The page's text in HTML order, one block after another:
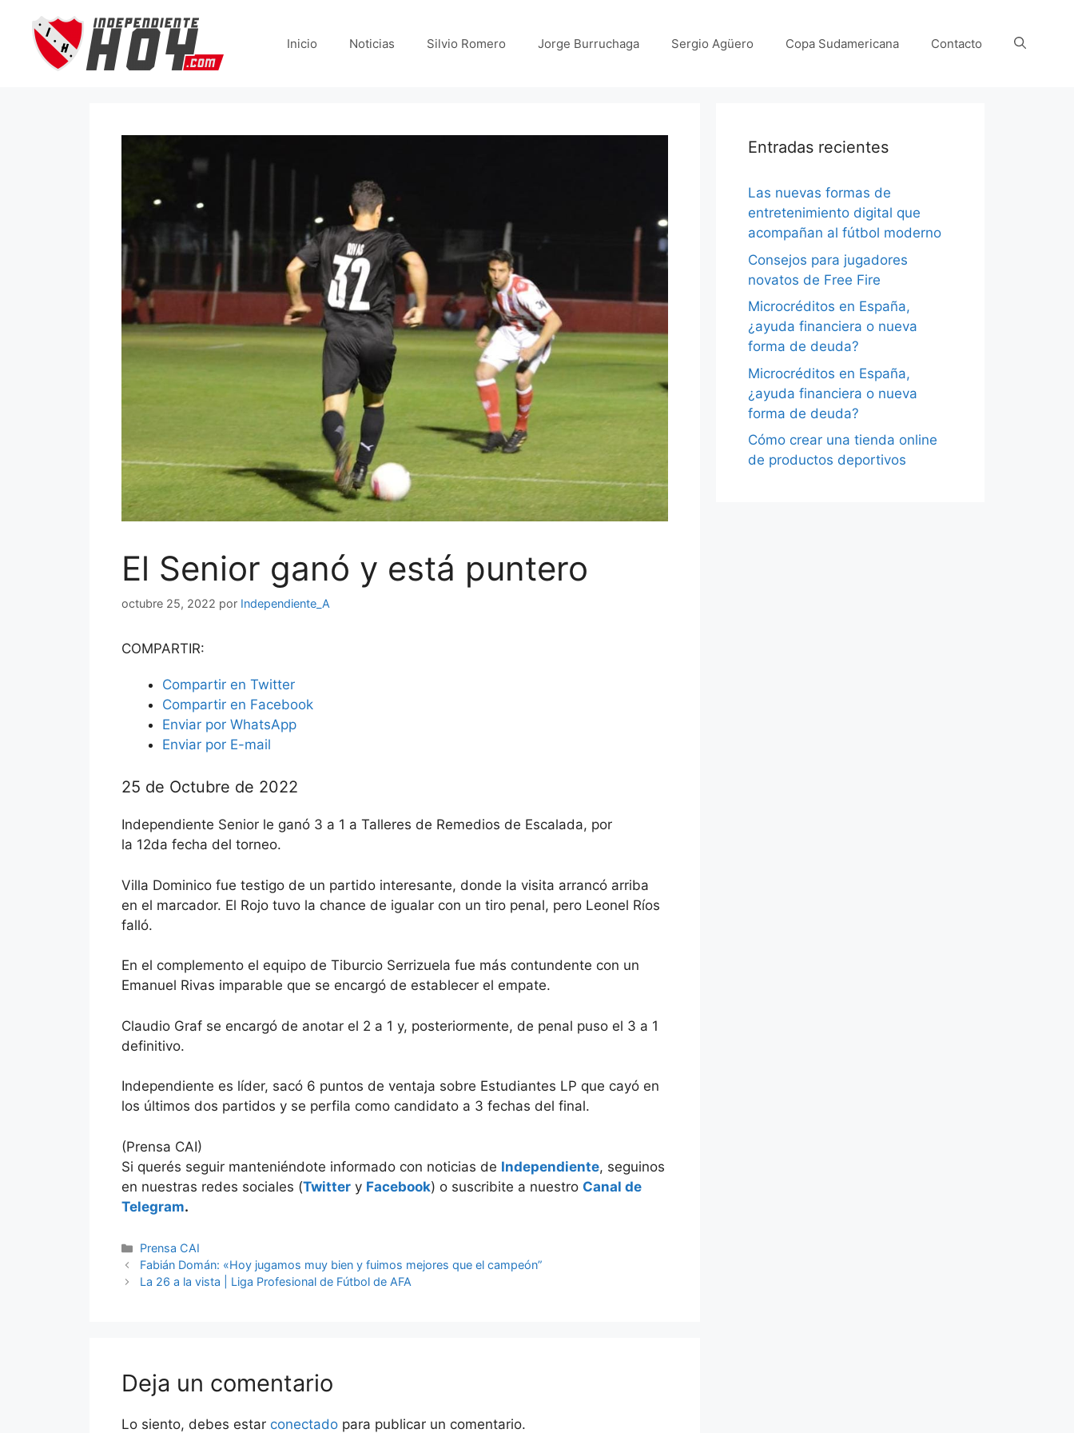
contenido
Inicio Noticias Silvio Romero Jorge Burruchaga Sergio Agüero Copa Sudamericana Contacto
El Senior ganó y está puntero
octubre 25, 2022 por Independiente_A
COMPARTIR:
Compartir en Twitter
Compartir en Facebook
Enviar por WhatsApp
Enviar por E-mail
25 de Octubre de 2022
Independiente Senior le ganó 3 a 1 a Talleres de Remedios de Escalada, por
la 12da fecha del torneo.
Villa Dominico fue testigo de un partido interesante, donde la visita arrancó arriba
en el marcador. El Rojo tuvo la chance de igualar con un tiro penal, pero Leonel Ríos
falló.
En el complemento el equipo de Tiburcio Serrizuela fue más contundente con un
Emanuel Rivas imparable que se encargó de establecer el empate.
Claudio Graf se encargó de anotar el 2 a 1 y, posteriormente, de penal puso el 3 a 1
definitivo.
Independiente es líder, sacó 6 puntos de ventaja sobre Estudiantes LP que cayó en
los últimos dos partidos y se perfila como candidato a 3 fechas del final.
(Prensa CAI)
Si querés seguir manteniéndote informado con noticias de Independiente, seguinos
en nuestras redes sociales (Twitter y Facebook) o suscribite a nuestro Canal de
Telegram.
Categorías
Prensa CAI
Fabián Domán: «Hoy jugamos muy bien y fuimos mejores que el campeón”
La 26 a la vista | Liga Profesional de Fútbol de AFA
Deja un comentario
Lo siento, debes estar conectado para publicar un comentario.
Entradas recientes
Las nuevas formas de
entretenimiento digital que
acompañan al fútbol moderno
Consejos para jugadores
novatos de Free Fire
Microcréditos en España,
¿ayuda financiera o nueva
forma de deuda?
Microcréditos en España,
¿ayuda financiera o nueva
forma de deuda?
Cómo crear una tienda online
de productos deportivos